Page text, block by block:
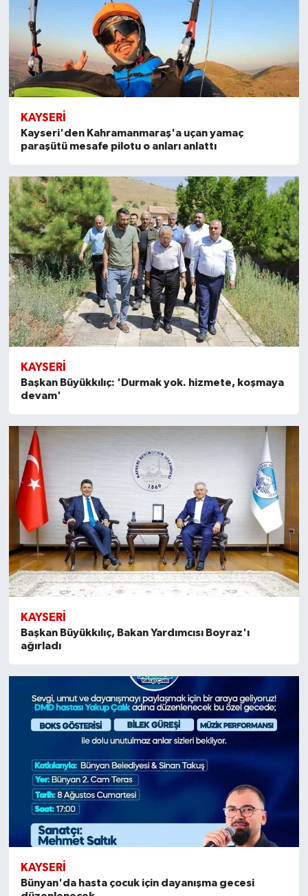
KAYSERI
Kayseri'den Kahramanmaraş'a uçan yamaç
paraşütü mesafe pilotu o anları anlattı
KAYSERI
Başkan Büyükkılıç: 'Durmak yok. hizmete, koşmaya
devam'
KAYSERI
Başkan Büyükkılıç, Bakan Yardımcısı Boyraz'ı
ağırladı
KAYSERI
Bünyan'da hasta çocuk için dayanışma gecesi